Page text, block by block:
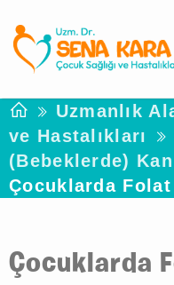
Uzmanlık
ve Hastalıkları
(Bebeklerde)
Çocuklarda
Çocuklarda